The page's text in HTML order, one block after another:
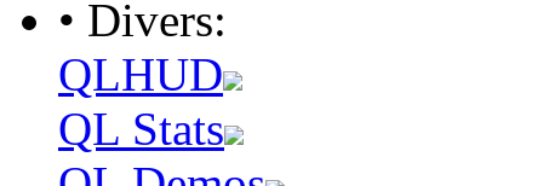
• Divers:
QLHUD
QL Stats